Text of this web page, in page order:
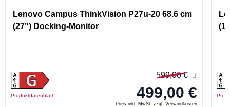
Lenovo Campus ThinkVision P27u-20 68.6 cm
(27") Docking-Monitor
Produktdatenblatt
599,00 €
499,00 €
Preis inkl. MwSt.zzgl. Versandkosten